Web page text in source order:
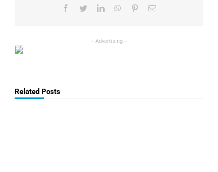
Facebook
TwitterLinkedInWhatsApp
PinterestEmail
Related Posts